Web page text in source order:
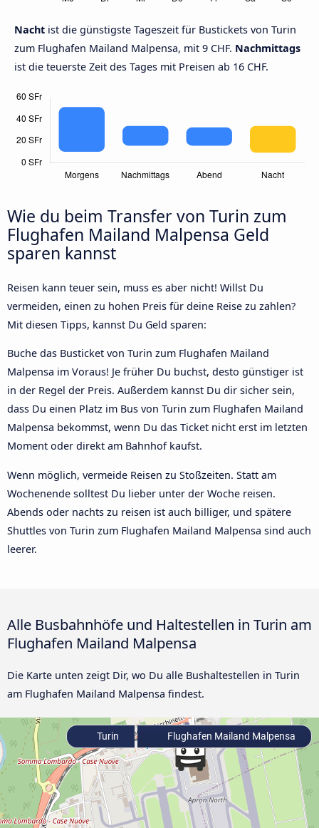
Nacht ist die günstigste Tageszeit für Bustickets von Turin
zum Flughafen Mailand Malpensa, mit 9 CHF. Nachmittags
ist die teuerste Zeit des Tages mit Preisen ab 16 CHF.
Wie du beim Transfer von Turin zum
Flughafen Mailand Malpensa Geld
sparen kannst
Reisen kann teuer sein, muss es aber nicht! Willst Du
vermeiden, einen zu hohen Preis für deine Reise zu zahlen?
Mit diesen Tipps, kannst Du Geld sparen:
Buche das Busticket von Turin zum Flughafen Mailand
Malpensa im Voraus! Je früher Du buchst, desto günstiger ist
in der Regel der Preis. Außerdem kannst Du dir sicher sein,
dass Du einen Platz im Bus von Turin zum Flughafen Mailand
Malpensa bekommst, wenn Du das Ticket nicht erst im letzten
Moment oder direkt am Bahnhof kaufst.
Wenn möglich, vermeide Reisen zu Stoßzeiten. Statt am
Wochenende solltest Du lieber unter der Woche reisen.
Abends oder nachts zu reisen ist auch billiger, und spätere
Shuttles von Turin zum Flughafen Mailand Malpensa sind auch
leerer.
Alle Busbahnhöfe und Haltestellen in Turin am
Flughafen Mailand Malpensa
Die Karte unten zeigt Dir, wo Du alle Bushaltestellen in Turin
am Flughafen Mailand Malpensa findest.
Turin Flughafen Mailand Malpensa